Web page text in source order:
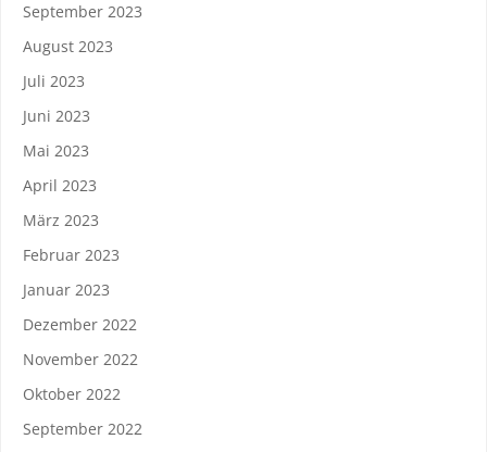
September 2023
August 2023
Juli 2023
Juni 2023
Mai 2023
April 2023
März 2023
Februar 2023
Januar 2023
Dezember 2022
November 2022
Oktober 2022
September 2022